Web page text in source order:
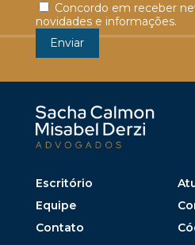
Concordo em receber
novidades e informações.
Escritório
Equipe
Contato